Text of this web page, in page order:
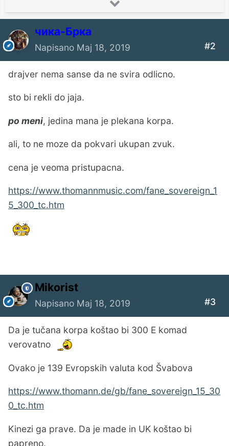
чика-Брка
Napisano Maj 18, 2019 #2
drajver nema sanse da ne svira odlicno.
sto bi rekli do jaja.
po meni, jedina mana je plekana korpa.
ali, to ne moze da pokvari ukupan zvuk.
cena je veoma pristupacna.
https://www.thomannmusic.com/fane_sovereign_1
5_300_tc.htm
Mikorist
Napisano Maj 18, 2019 #3
Da je tučana korpa koštao bi 300 E komad
verovatno
Ovako je 139 Evropskih valuta kod Švabova
https://www.thomann.de/gb/fane_sovereign_15_30
0_tc.htm
Kinezi ga prave. Da je made in UK koštao bi
papreno.